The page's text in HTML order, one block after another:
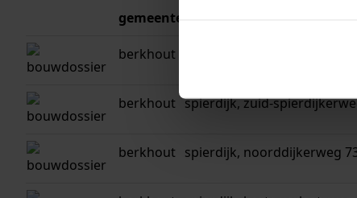
gemeente
berkhout
berkhout spierdijk, zuid-
berkhout spierdijk, noorddijkerweg